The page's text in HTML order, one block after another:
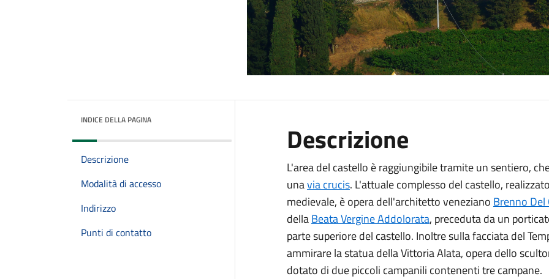
INDICE DELLA PAGINA
Descrizione
Modalità di accesso
Indirizzo
Punti di contatto
Descrizione
L'area del castello è raggiungibile tramite un sentiero,
unavia crucis. L'attuale complesso del castello,
medievale, è opera dell'architetto veneziano Brenno Del
dellaBeata Vergine Addolorata, preceduta da un
parte superiore del castello. Inoltre sulla facciata del
ammirare la statua della Vittoria Alata, opera dello
dotato di due piccoli campanili contenenti tre campane.